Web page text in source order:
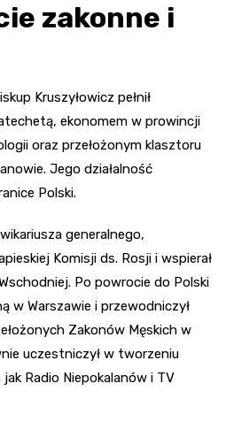
zakonne i
Kruszyłowicz pełnił
ekonomem w prowincji
oraz przełożonym klasztoru
Jego działalność
Polski.
generalnego,
Komisji ds. Rosji i wspierał
Po powrocie do Polski
w Warszawie i przewodniczył
Zakonów Męskich w
uczestniczył w tworzeniu
Radio Niepokalanów i TV